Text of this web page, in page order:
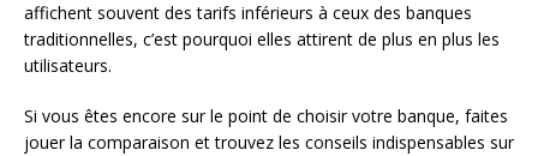
affichent souvent des tarifs inférieurs à ceux des banques
traditionnelles, c’est pourquoi elles attirent de plus en plus les
utilisateurs.
Si vous êtes encore sur le point de choisir votre banque, faites
jouer la comparaison et trouvez les conseils indispensables sur